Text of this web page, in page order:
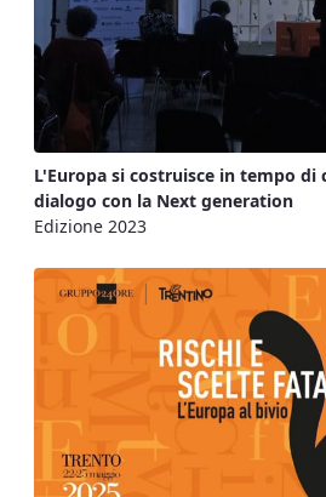
L'Europa si costruisce in tempo di
dialogo con la Next generation
Edizione 2023